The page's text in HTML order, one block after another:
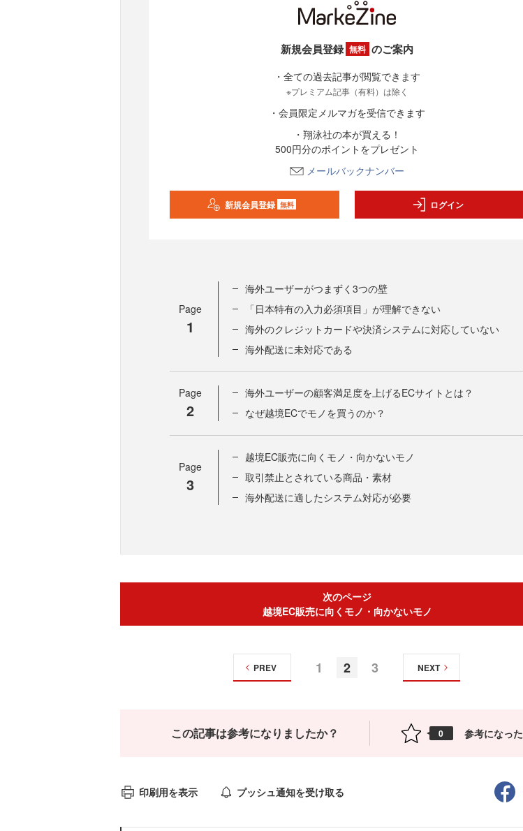
新規会員登録 無料 のご案内
・全ての過去記事が閲覧できます
※プレミアム記事（有料）は除く
・会員限定メルマガを受信できます
・翔泳社の本が買える！
500円分のポイントをプレゼント
メールバックナンバー
新規会員登録 無料 ログイン
Page
1
海外ユーザーがつまずく3つの壁
「日本特有の入力必須項目」が理解できない
海外のクレジットカードや決済システムに対応していない
海外配送に未対応である
Page
2
海外ユーザーの顧客満足度を上げるECサイトとは？
なぜ越境ECでモノを買うのか？
Page
3
越境EC販売に向くモノ・向かないモノ
取引禁止とされている商品・素材
海外配送に適したシステム対応が必要
次のページ
越境EC販売に向くモノ・向かないモノ
1 2 3
PREV NEXT
この記事は参考になりましたか？ 0 参考になった
印刷用を表示 プッシュ通知を受け取る